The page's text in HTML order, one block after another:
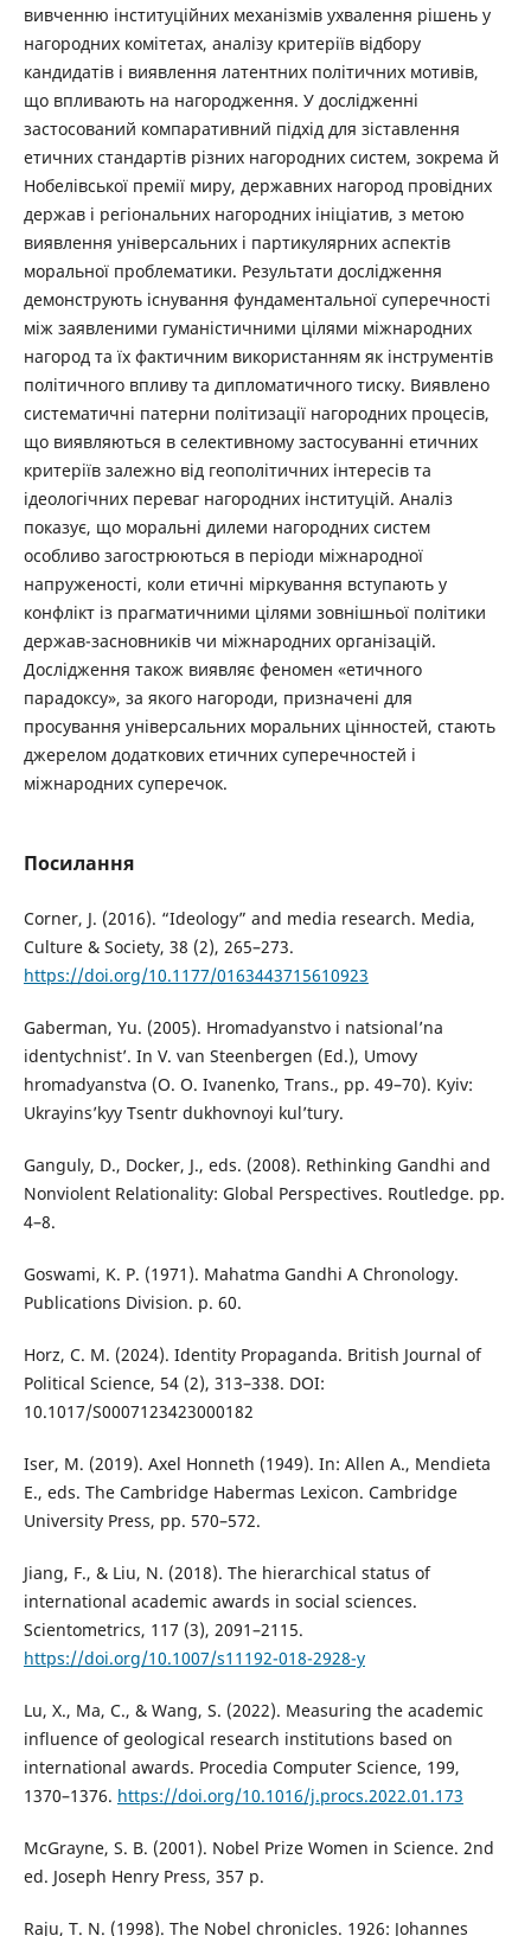
вивченню інституційних механізмів ухвалення рішень у
нагородних комітетах, аналізу критеріїв відбору
кандидатів і виявлення латентних політичних мотивів,
що впливають на нагородження. У дослідженні
застосований компаративний підхід для зіставлення
етичних стандартів різних нагородних систем, зокрема й
Нобелівської премії миру, державних нагород провідних
держав і регіональних нагородних ініціатив, з метою
виявлення універсальних і партикулярних аспектів
моральної проблематики. Результати дослідження
демонструють існування фундаментальної суперечності
між заявленими гуманістичними цілями міжнародних
нагород та їх фактичним використанням як інструментів
політичного впливу та дипломатичного тиску. Виявлено
систематичні патерни політизації нагородних процесів,
що виявляються в селективному застосуванні етичних
критеріїв залежно від геополітичних інтересів та
ідеологічних переваг нагородних інституцій. Аналіз
показує, що моральні дилеми нагородних систем
особливо загострюються в періоди міжнародної
напруженості, коли етичні міркування вступають у
конфлікт із прагматичними цілями зовнішньої політики
держав-засновників чи міжнародних організацій.
Дослідження також виявляє феномен «етичного
парадоксу», за якого нагороди, призначені для
просування універсальних моральних цінностей, стають
джерелом додаткових етичних суперечностей і
міжнародних суперечок.
Посилання
Corner, J. (2016). “Ideology” and media research. Media,
Culture & Society, 38 (2), 265–273.
https://doi.org/10.1177/0163443715610923
Gaberman, Yu. (2005). Hromadyanstvo i natsional’na
identychnist’. In V. van Steenbergen (Ed.), Umovy
hromadyanstva (O. O. Ivanenko, Trans., pp. 49–70). Kyiv:
Ukrayins’kyy Tsentr dukhovnoyi kul’tury.
Ganguly, D., Docker, J., eds. (2008). Rethinking Gandhi and
Nonviolent Relationality: Global Perspectives. Routledge. pp.
4–8.
Goswami, K. P. (1971). Mahatma Gandhi A Chronology.
Publications Division. p. 60.
Horz, C. M. (2024). Identity Propaganda. British Journal of
Political Science, 54 (2), 313–338. DOI:
10.1017/S0007123423000182
Iser, M. (2019). Axel Honneth (1949). In: Allen A., Mendieta
E., eds. The Cambridge Habermas Lexicon. Cambridge
University Press, pp. 570–572.
Jiang, F., & Liu, N. (2018). The hierarchical status of
international academic awards in social sciences.
Scientometrics, 117 (3), 2091–2115.
https://doi.org/10.1007/s11192-018-2928-y
Lu, X., Ma, C., & Wang, S. (2022). Measuring the academic
influence of geological research institutions based on
international awards. Procedia Computer Science, 199,
1370–1376. https://doi.org/10.1016/j.procs.2022.01.173
McGrayne, S. B. (2001). Nobel Prize Women in Science. 2nd
ed. Joseph Henry Press, 357 p.
Raju, T. N. (1998). The Nobel chronicles. 1926: Johannes